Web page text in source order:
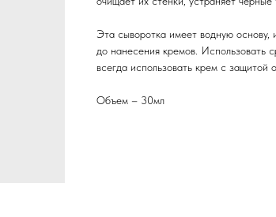
Эта сыворотка имеет водную
до нанесения кремов. Использовать
всегда использовать крем с защитой
Объем – 30мл